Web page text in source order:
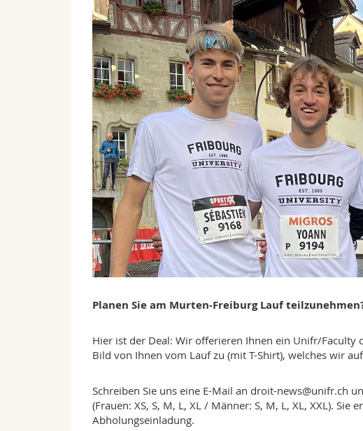
Planen Sie am Murten-Freiburg Lauf
Hier ist der Deal: Wir offerieren Ihnen ein Unifr/Faculty
Bild von Ihnen vom Lauf zu (mit T-Shirt), welches wir
Schreiben Sie uns eine E-Mail an droit-news@unifr.ch
(Frauen: XS, S, M, L, XL / Männer: S, M, L, XL, XXL).
Abholungseinladung.